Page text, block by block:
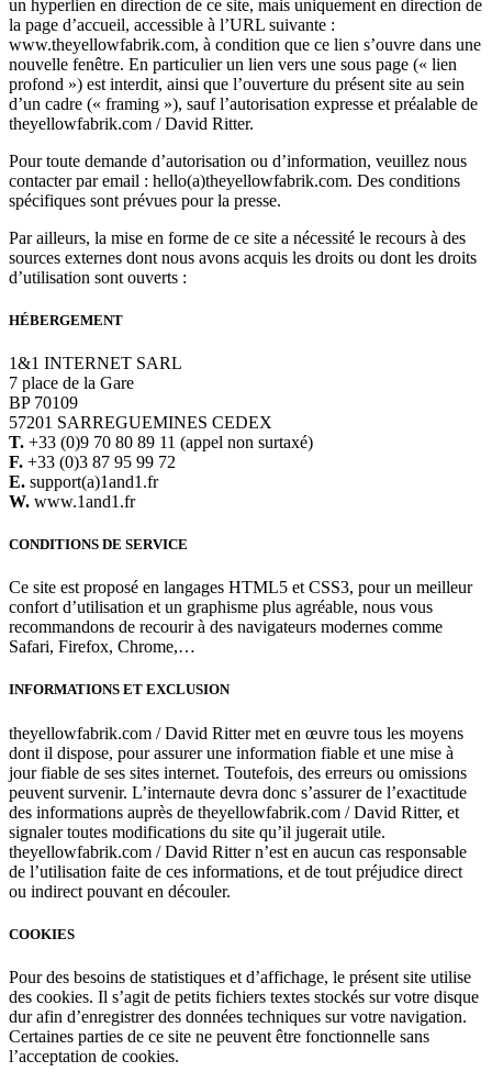
un hyperlien en direction de ce site, mais uniquement en direction de
la page d’accueil, accessible à l’URL suivante :
www.theyellowfabrik.com, à condition que ce lien s’ouvre dans une
nouvelle fenêtre. En particulier un lien vers une sous page (« lien
profond ») est interdit, ainsi que l’ouverture du présent site au sein
d’un cadre (« framing »), sauf l’autorisation expresse et préalable de
theyellowfabrik.com / David Ritter.
Pour toute demande d’autorisation ou d’information, veuillez nous
contacter par email : hello(a)theyellowfabrik.com. Des conditions
spécifiques sont prévues pour la presse.
Par ailleurs, la mise en forme de ce site a nécessité le recours à des
sources externes dont nous avons acquis les droits ou dont les droits
d’utilisation sont ouverts :
HÉBERGEMENT
1&1 INTERNET SARL
7 place de la Gare
BP 70109
57201 SARREGUEMINES CEDEX
T. +33 (0)9 70 80 89 11 (appel non surtaxé)
F. +33 (0)3 87 95 99 72
E. support(a)1and1.fr
W. www.1and1.fr
CONDITIONS DE SERVICE
Ce site est proposé en langages HTML5 et CSS3, pour un meilleur
confort d’utilisation et un graphisme plus agréable, nous vous
recommandons de recourir à des navigateurs modernes comme
Safari, Firefox, Chrome,…
INFORMATIONS ET EXCLUSION
theyellowfabrik.com / David Ritter met en œuvre tous les moyens
dont il dispose, pour assurer une information fiable et une mise à
jour fiable de ses sites internet. Toutefois, des erreurs ou omissions
peuvent survenir. L’internaute devra donc s’assurer de l’exactitude
des informations auprès de theyellowfabrik.com / David Ritter, et
signaler toutes modifications du site qu’il jugerait utile.
theyellowfabrik.com / David Ritter n’est en aucun cas responsable
de l’utilisation faite de ces informations, et de tout préjudice direct
ou indirect pouvant en découler.
COOKIES
Pour des besoins de statistiques et d’affichage, le présent site utilise
des cookies. Il s’agit de petits fichiers textes stockés sur votre disque
dur afin d’enregistrer des données techniques sur votre navigation.
Certaines parties de ce site ne peuvent être fonctionnelle sans
l’acceptation de cookies.